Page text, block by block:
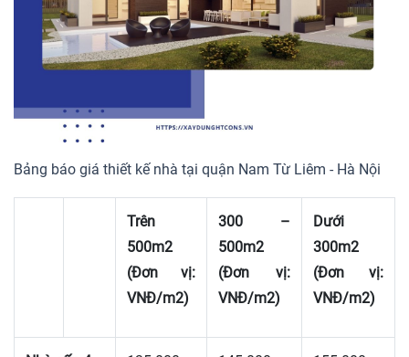
Bảng báo giá thiết kế nhà tại quận Nam Từ Liêm - Hà Nội
Trên
500m2
(Đơn vị:
VNĐ/m2)
300 –
500m2
(Đơn vị:
VNĐ/m2)
Dưới
300m2
(Đơn vị:
VNĐ/m2)